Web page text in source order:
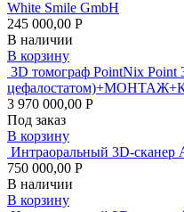
White Smile GmbH
245 000,00 Р
В наличии
В корзину
3D томограф PointNix Point
3 970 000,00 Р
Под заказ
В корзину
Интраоральный 3D-сканер
750 000,00 Р
В наличии
В корзину